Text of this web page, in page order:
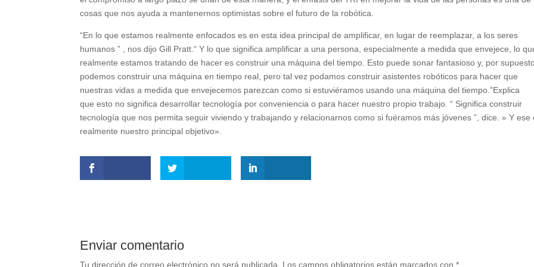
cosas que nos ayuda a mantenernos optimistas sobre el futuro de la robótica.
“En lo que estamos realmente enfocados es en esta idea principal de amplificar, en lugar de reemplazar, a los seres
humanos ” , nos dijo Gill Pratt.“ Y lo que significa amplificar a una persona, especialmente a medida que envejece, lo
realmente estamos tratando de hacer es construir una máquina del tiempo. Esto puede sonar fantasioso y, por
podemos construir una máquina en tiempo real, pero tal vez podamos construir asistentes robóticos para hacer que
nuestras vidas a medida que envejecemos parezcan como si estuviéramos usando una máquina del tiempo.”Explica
que esto no significa desarrollar tecnología por conveniencia o para hacer nuestro propio trabajo. “ Significa construir
tecnología que nos permita seguir viviendo y trabajando y relacionarnos como si fuéramos más jóvenes ”, dice. » Y ese
realmente nuestro principal objetivo».
Enviar comentario
Tu dirección de correo electrónico no será publicada. Los campos obligatorios están marcados con*